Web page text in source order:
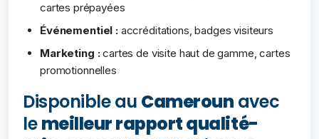
cartes prépayées
Événementiel :accréditations, badges visiteurs
Marketing :cartes de visite haut de gamme, cartes
promotionnelles
Disponible au Cameroun avec
lemeilleur rapport qualité-